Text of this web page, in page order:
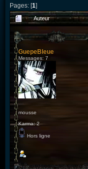
Pages: [1]
Auteur
GuepeBleue
Messages: 7
mousse
Karma: 2
Hors ligne